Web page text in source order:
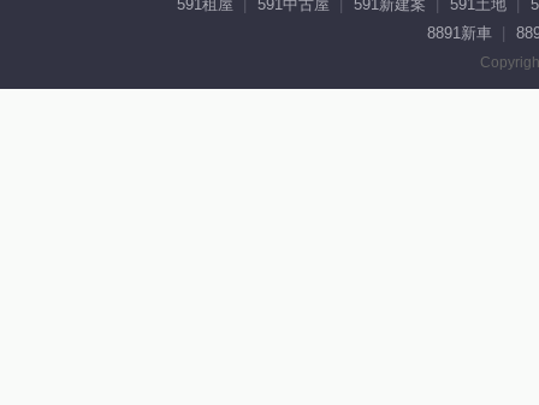
591租屋 591中古屋 591新建案 591土地
8891新車